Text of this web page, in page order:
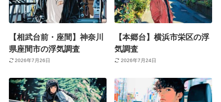
【相武台前・座間】神奈川
県座間市の浮気調査
2026年7月26日
【本郷台】横浜市栄区の浮
気調査
2026年7月24日